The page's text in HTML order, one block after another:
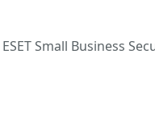
ESET Small Business